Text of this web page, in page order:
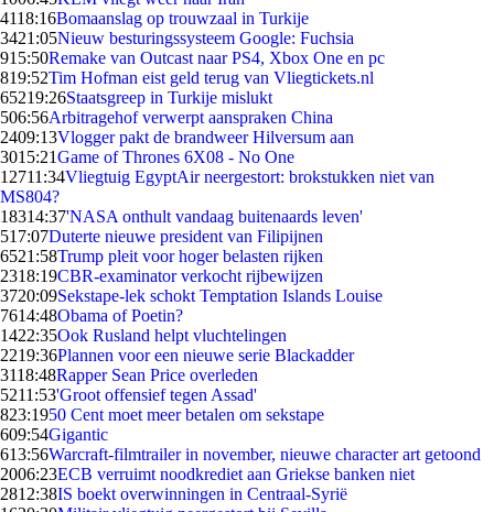
4118:16Bomaanslag op trouwzaal in Turkije
3421:05Nieuw besturingssysteem Google: Fuchsia
915:50Remake van Outcast naar PS4, Xbox One en pc
819:52Tim Hofman eist geld terug van Vliegtickets.nl
65219:26Staatsgreep in Turkije mislukt
506:56Arbitragehof verwerpt aanspraken China
2409:13Vlogger pakt de brandweer Hilversum aan
3015:21Game of Thrones 6X08 - No One
12711:34Vliegtuig EgyptAir neergestort: brokstukken niet van
MS804?
18314:37'NASA onthult vandaag buitenaards leven'
517:07Duterte nieuwe president van Filipijnen
6521:58Trump pleit voor hoger belasten rijken
2318:19CBR-examinator verkocht rijbewijzen
3720:09Sekstape-lek schokt Temptation Islands Louise
7614:48Obama of Poetin?
1422:35Ook Rusland helpt vluchtelingen
2219:36Plannen voor een nieuwe serie Blackadder
3118:48Rapper Sean Price overleden
5211:53'Groot offensief tegen Assad'
823:1950 Cent moet meer betalen om sekstape
609:54Gigantic
613:56Warcraft-filmtrailer in november, nieuwe character art getoond
2006:23ECB verruimt noodkrediet aan Griekse banken niet
2812:38IS boekt overwinningen in Centraal-Syrië